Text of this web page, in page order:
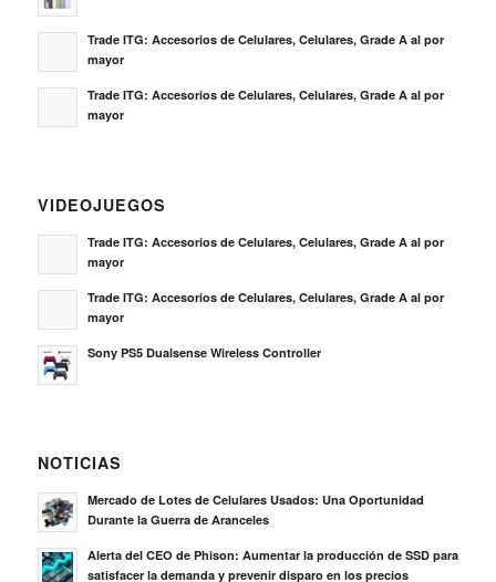
Trade ITG: Accesorios de Celulares, Celulares, Grade A al por
mayor
Trade ITG: Accesorios de Celulares, Celulares, Grade A al por
mayor
VIDEOJUEGOS
Trade ITG: Accesorios de Celulares, Celulares, Grade A al por
mayor
Trade ITG: Accesorios de Celulares, Celulares, Grade A al por
mayor
Sony PS5 Dualsense Wireless Controller
NOTICIAS
Mercado de Lotes de Celulares Usados: Una Oportunidad
Durante la Guerra de Aranceles
Alerta del CEO de Phison: Aumentar la producción de SSD para
satisfacer la demanda y prevenir disparo en los precios